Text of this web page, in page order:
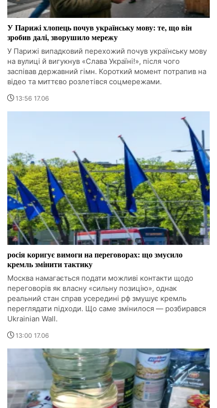
У Парижі хлопець почув українську мову: те, що він
зробив далі, зворушило мережу
У Парижі випадковий перехожий почув українську мову
на вулиці й вигукнув «Слава Україні!», після чого
заспівав державний гімн. Короткий момент потрапив на
відео та миттєво розлетівся соцмережами.
13:56 17.06
росія коригує вимоги на переговорах: що змусило
кремль змінити тактику
Москва намагається подати можливі контакти щодо
переговорів як власну «сильну позицію», однак
реальний стан справ усередині рф змушує кремль
переглядати підходи. Що саме змінилося — розбирався
Ukrainian Wall.
13:00 17.06